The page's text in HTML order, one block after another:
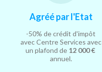
Agréé par l'Etat
-50% de crédit d'impôt
avec Centre Services avec
un plafond de 12 000 €
annuel.